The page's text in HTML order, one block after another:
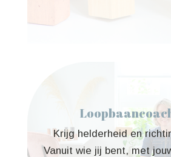
Krijg helderheid en
Vanuit wie jij bent, met